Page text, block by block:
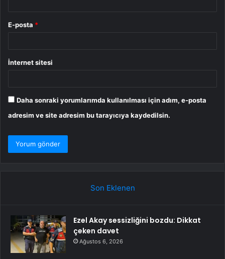
E-posta *
İnternet sitesi
Daha sonraki yorumlarımda kullanılması için adım, e-posta
adresim ve site adresim bu tarayıcıya kaydedilsin.
Son Eklenen
Ezel Akay sessizliğini bozdu: Dikkat
çeken davet
Ağustos 6, 2026